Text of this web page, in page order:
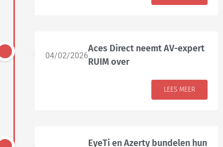
04/02/2026
Aces Direct neemt AV-expert
RUIM over
LEES MEER
EyeTi en Azerty bundelen hun